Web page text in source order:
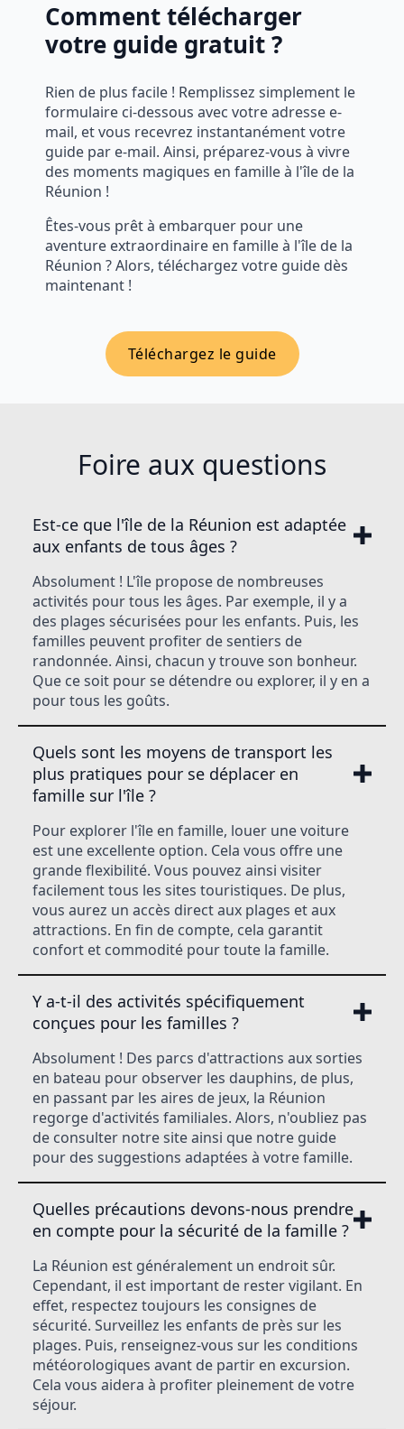
Comment télécharger
votre guide gratuit ?
Rien de plus facile ! Remplissez simplement le
formulaire ci-dessous avec votre adresse e-
mail, et vous recevrez instantanément votre
guide par e-mail. Ainsi, préparez-vous à vivre
des moments magiques en famille à l'île de la
Réunion !
Êtes-vous prêt à embarquer pour une
aventure extraordinaire en famille à l'île de la
Réunion ? Alors, téléchargez votre guide dès
maintenant !
Téléchargez le guide
Foire aux questions
Est-ce que l'île de la Réunion est adaptée
aux enfants de tous âges ?
Absolument ! L'île propose de nombreuses
activités pour tous les âges. Par exemple, il y a
des plages sécurisées pour les enfants. Puis, les
familles peuvent profiter de sentiers de
randonnée. Ainsi, chacun y trouve son bonheur.
Que ce soit pour se détendre ou explorer, il y en a
pour tous les goûts.
Quels sont les moyens de transport les
plus pratiques pour se déplacer en
famille sur l'île ?
Pour explorer l'île en famille, louer une voiture
est une excellente option. Cela vous offre une
grande flexibilité. Vous pouvez ainsi visiter
facilement tous les sites touristiques. De plus,
vous aurez un accès direct aux plages et aux
attractions. En fin de compte, cela garantit
confort et commodité pour toute la famille.
Y a-t-il des activités spécifiquement
conçues pour les familles ?
Absolument ! Des parcs d'attractions aux sorties
en bateau pour observer les dauphins, de plus,
en passant par les aires de jeux, la Réunion
regorge d'activités familiales. Alors, n'oubliez pas
de consulter notre site ainsi que notre guide
pour des suggestions adaptées à votre famille.
Quelles précautions devons-nous prendre
en compte pour la sécurité de la famille ?
La Réunion est généralement un endroit sûr.
Cependant, il est important de rester vigilant. En
effet, respectez toujours les consignes de
sécurité. Surveillez les enfants de près sur les
plages. Puis, renseignez-vous sur les conditions
météorologiques avant de partir en excursion.
Cela vous aidera à profiter pleinement de votre
séjour.